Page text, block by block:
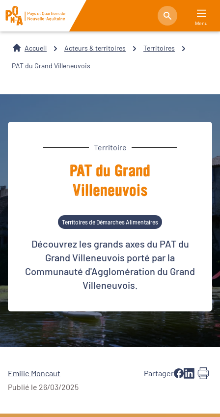
Menu
Accueil Acteurs & territoires Territoires
PAT du Grand Villeneuvois
Territoire
PAT du Grand
Villeneuvois
Territoires de Démarches Alimentaires
Découvrez les grands axes du PAT du
Grand Villeneuvois porté par la
Communauté d'Agglomération du Grand
Villeneuvois.
Emilie Moncaut
Publié le 26/03/2025
Partager